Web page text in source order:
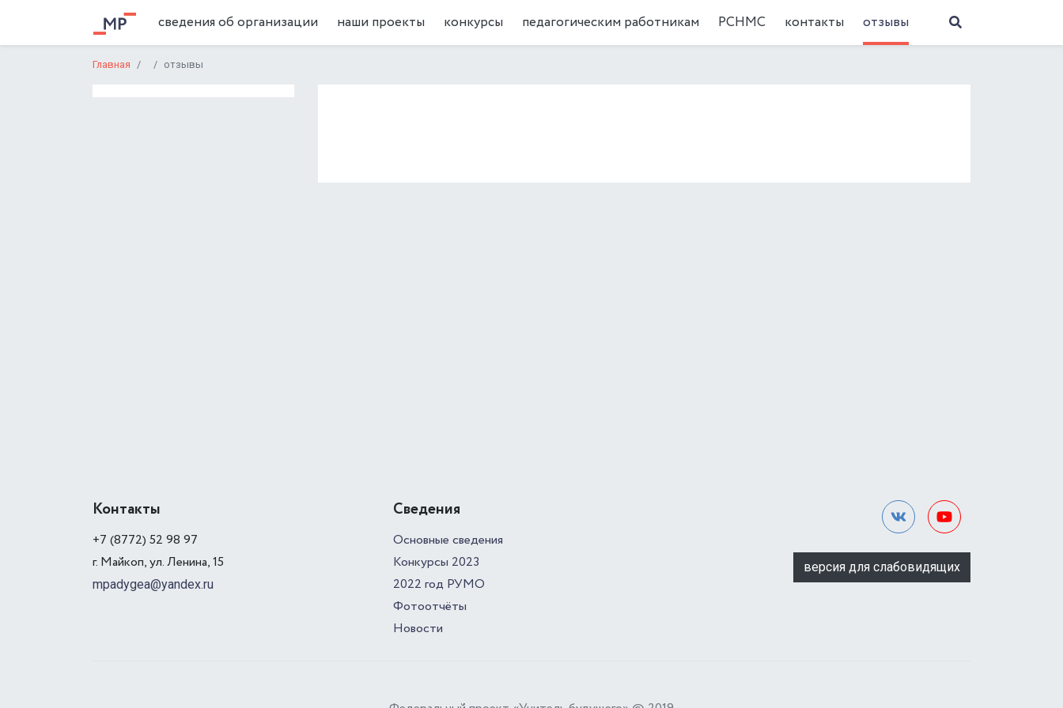
сведения об организации наши проекты конкурсы педагогическим работникам РСНМС контакты отзывы
Главная отзывы
Контакты
+7 (8772) 52 98 97
г. Майкоп, ул. Ленина, 15
mpadygea@yandex.ru
Сведения
Основные сведения
Конкурсы 2023
2022 год РУМО
Фотоотчёты
Новости
версия для слабовидящих